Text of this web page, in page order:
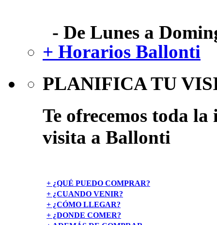
- De Lunes a
+ Horarios Ballonti
PLANIFICA TU
Te ofrecemos toda
visita a Ballonti
+ ¿QUÉ PUEDO COMPRAR?
+ ¿CUANDO VENIR?
+ ¿CÓMO LLEGAR?
+ ¿DONDE COMER?